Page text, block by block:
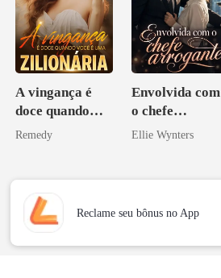
A vingança é
doce quando
você é uma
Remedy
Envolvida com
o chefe
arrogante
Ellie Wynters
Reclame seu bônus no App